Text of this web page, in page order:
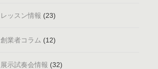
レッスン情報 (23)
創業者コラム (12)
展示試奏会情報 (32)